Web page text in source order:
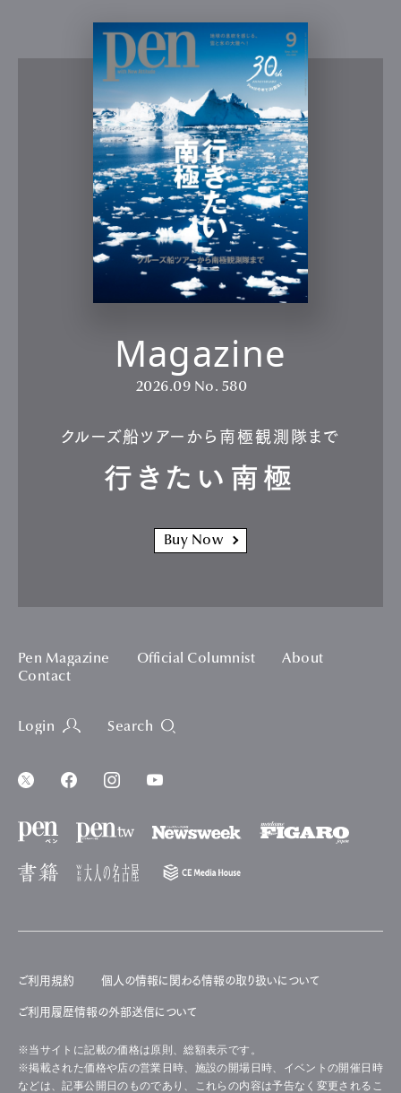
Magazine
2026.09 No. 580
クルーズ船ツアーから南極観測隊まで
行きたい南極
Buy Now
Pen Magazine Official Columnist
About
Contact
Login Search
ご利用規約 個人の情報に関わる情報の取り扱いについて
ご利用履歴情報の外部送信について
※当サイトに記載の価格は原則、総額表示です。
※掲載された価格や店の営業日時、施設の開場日時、イベントの開催日時
などは、記事公開日のものであり、これらの内容は予告なく変更されるこ